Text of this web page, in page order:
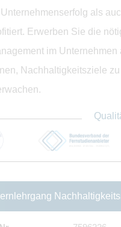
als
Erwerben Sie die
im
Nachhaltigkeitsziele